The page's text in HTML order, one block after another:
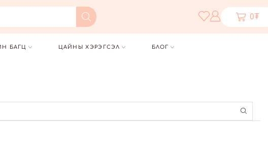
0₮
БАГЦ ЦАЙНЫ ХЭРЭГСЭЛ БЛОГ